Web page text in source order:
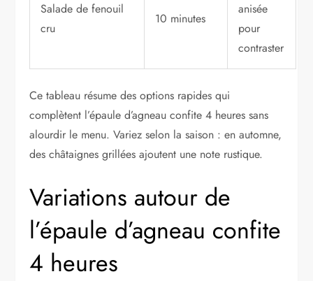
Salade de fenouil
cru
10 minutes
anisée
pour
contraster
Ce tableau résume des options rapides qui
complètent l’épaule d’agneau confite 4 heures sans
alourdir le menu. Variez selon la saison : en automne,
des châtaignes grillées ajoutent une note rustique.
Variations autour de
l’épaule d’agneau confite
4 heures